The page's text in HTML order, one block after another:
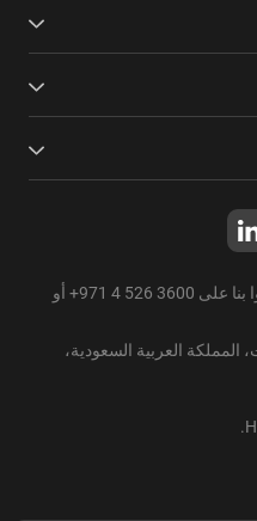
بنا على +971 4 526 3600 أو
، المملكة العربية السعودية،